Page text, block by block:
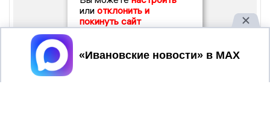
или отклонить и
покинуть сайт
Принять